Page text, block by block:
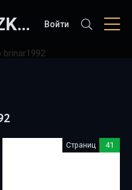
ONLINE-KNIZKI.COM Войти
brinar1992
Страниц 41